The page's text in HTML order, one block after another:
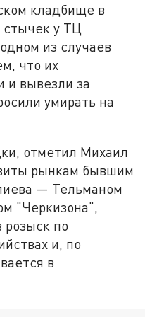
кладбище в
стычек у ТЦ
из случаев
что их
и вывезли за
умирать на
отметил Михаил
рынкам бывшим
— Тельманом
"Черкизона",
розыск по
и, по
в